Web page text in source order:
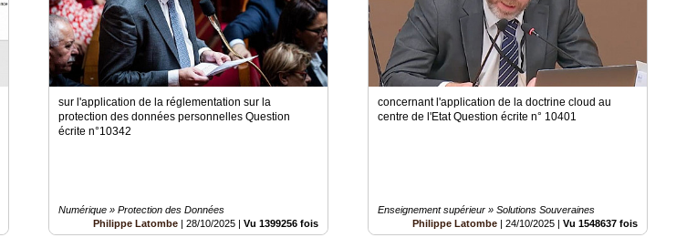
sur l'application de la réglementation sur la
protection des données personnelles Question
écrite n°10342
Numérique » Protection des Données
Philippe Latombe |28/10/2025 |Vu 1399256 fois
concernant l'application de la doctrine cloud au
centre de l'Etat Question écrite n° 10401
Enseignement supérieur » Solutions Souveraines
Philippe Latombe |24/10/2025 |Vu 1548637 fois